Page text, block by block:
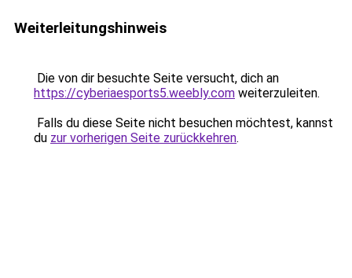
Weiterleitungshinweis
Die von dir besuchte Seite versucht, dich an
https://cyberiaesports5.weebly.com weiterzuleiten.
Falls du diese Seite nicht besuchen möchtest, kannst
du zur vorherigen Seite zurückkehren.